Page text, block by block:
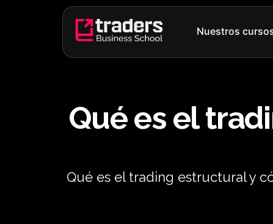
Nuestros
Qué es el
Qué es el trading estructural y